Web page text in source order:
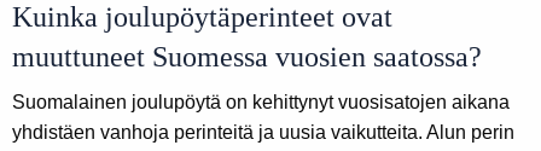
Kuinka joulupöytäperinteet ovat
muuttuneet Suomessa vuosien saatossa?
Suomalainen joulupöytä on kehittynyt vuosisatojen aikana
yhdistäen vanhoja perinteitä ja uusia vaikutteita. Alun perin